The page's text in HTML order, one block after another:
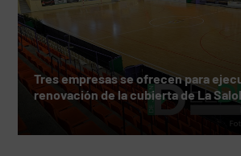
Tres empresas se ofrecen para
renovación de la cubierta de La